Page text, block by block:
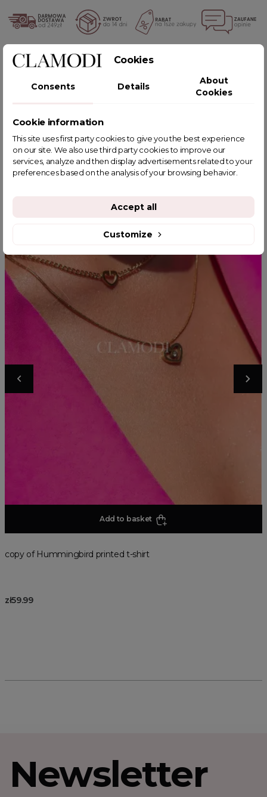
POWIĄZANE TAGI
YOU MIGHT ALSO LIKE
Add to basket
copy of Hummingbird printed t-shirt
zł59.99
Newsletter
Cookies
Consents Details
About
Cookies
Cookie information
This site uses first party cookies to give you the best experience
on our site. We also use third party cookies to improve our
services, analyze and then display advertisements related to your
preferences based on the analysis of your browsing behavior.
Customize
Accept all